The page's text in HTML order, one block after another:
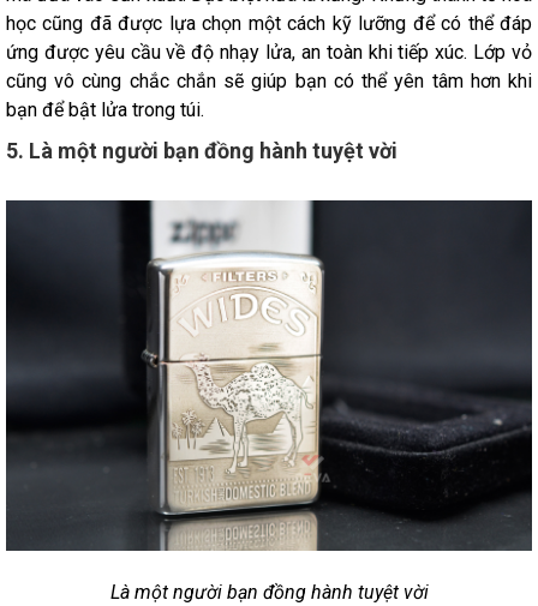
học cũng đã được lựa chọn một cách kỹ lưỡng để có thể đáp
ứng được yêu cầu về độ nhạy lửa, an toàn khi tiếp xúc. Lớp vỏ
cũng vô cùng chắc chắn sẽ giúp bạn có thể yên tâm hơn khi
bạn để bật lửa trong túi.
5. Là một người bạn đồng hành tuyệt vời
Là một người bạn đồng hành tuyệt vời